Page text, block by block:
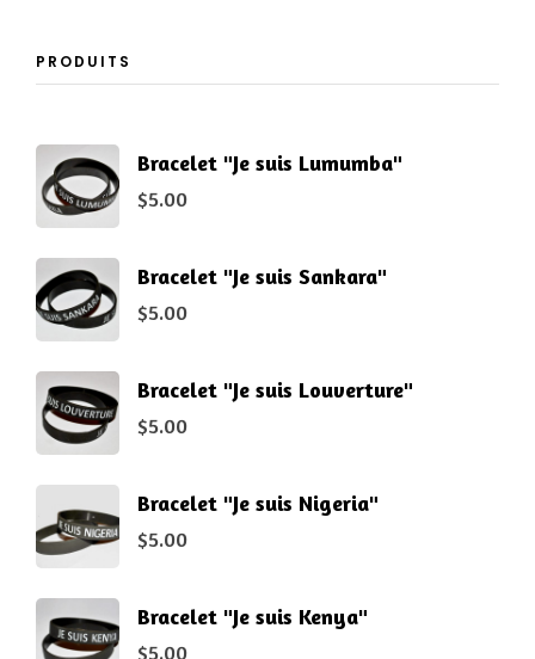
PRODUITS
Bracelet "Je suis Lumumba"
$5.00
Bracelet "Je suis Sankara"
$5.00
Bracelet "Je suis Louverture"
$5.00
Bracelet "Je suis Nigeria"
$5.00
Bracelet "Je suis Kenya"
$5.00